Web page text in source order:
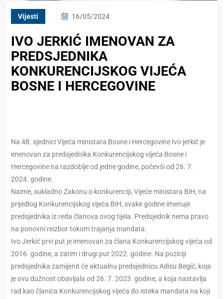
Vijesti 16/05/2024
IVO JERKIĆ IMENOVAN ZA
PREDSJEDNIKA
KONKURENCIJSKOG VIJEĆA
BOSNE I HERCEGOVINE
Na 48. sjednici Vijeća ministara Bosne i Hercegovine Ivo jerkić je
imenovan za predsjednika Konkurencijskog vijeća Bosne i
Hercegovine na razdoblje od jedne godine, počevši od 26. 7.
2024. godine.
Naime, sukladno Zakonu o konkurenciji, Vijeće ministara BiH, na
prijedlog Konkurencijskog vijeća BiH, svake godine imenuje
predsjednika iz reda članova ovog tijela. Predsjednik nema pravo
na ponovni reizbor tokom trajanja mandata.
Ivo Jerkić prvi put je imenovan za člana Konkurencijskog vijeća od
2016. godine, a zatim i drugi put 2022. godine. Na poziciji
predsjednika zamijenit će aktualnu predsjednicu Adisu Begić, koja
je ovu dužnost obavljala od 26. 7. 2023. godine, a koja nastavlja
rad kao članica Konkurencijskog vijeća do isteka mandata na koji